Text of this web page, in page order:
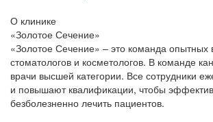
О клинике
«Золотое Сечение»
«Золотое Сечение» – это команда опытных
стоматологов и косметологов. В команде
врачи высшей категории. Все сотрудники
и повышают квалификации, чтобы
безболезненно лечить пациентов.